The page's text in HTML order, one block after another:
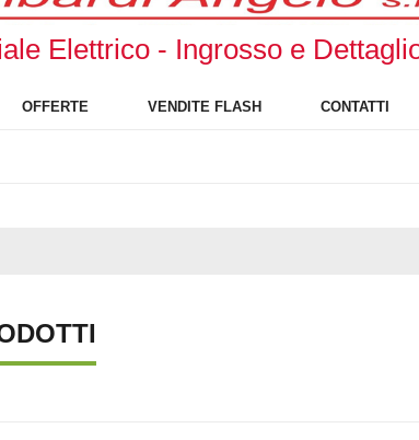
Elettrico - Ingrosso e
OFFERTE VENDITE FLASH CONTATTI